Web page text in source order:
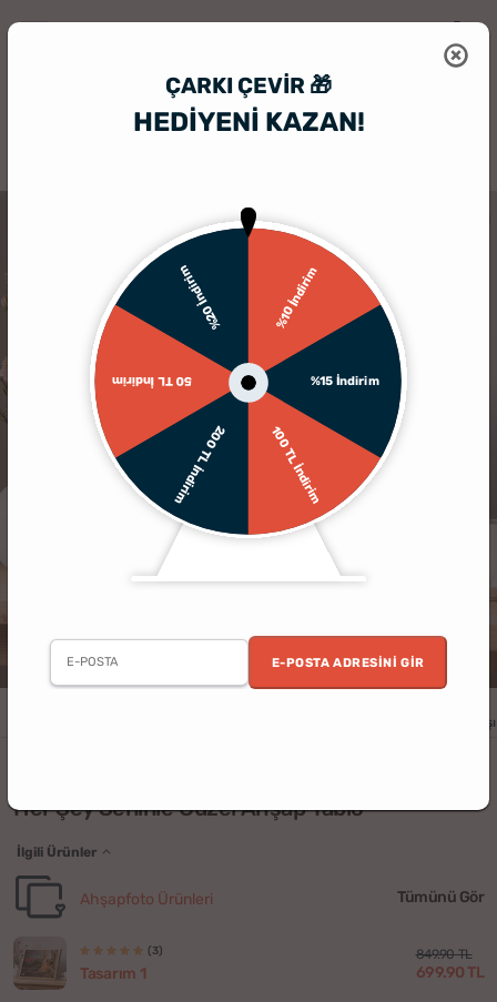
ÇARKI ÇEVIR 🎁
HEDİYENİ KAZAN!
%10 İndirim
%15 İndirim
100 TL İndirim
200 TL İndirim
50 TL İndirim
%20 İndirim
E-POSTA ADRESINI GIR
Yılbaşı
Her Şey Seninle Güzel Ahşap Tablo
İlgili Ürünler
Ahşapfoto Ürünleri Tümünü Gör
(3)
Tasarım 1
849.90 TL
699.90 TL